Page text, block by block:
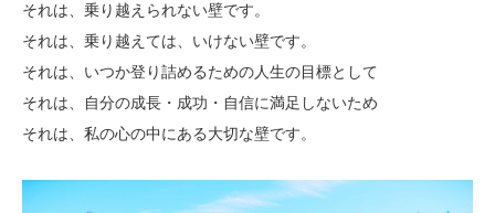
それは、乗り越えられない壁です。
それは、乗り越えては、いけない壁です。
それは、いつか登り詰めるための人生の目標として
それは、自分の成長・成功・自信に満足しないため
それは、私の心の中にある大切な壁です。